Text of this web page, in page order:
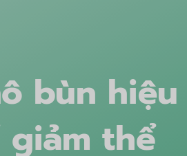
bùn hiệu
thể